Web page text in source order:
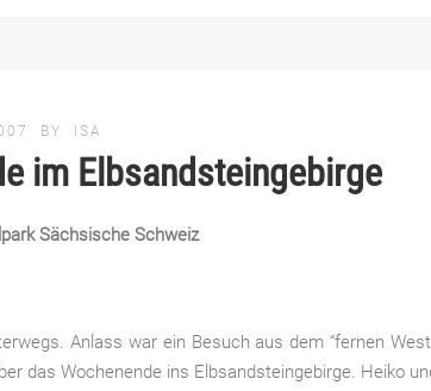
BY ISA
im Elbsandsteingebirge
Sächsische Schweiz
Anlass war ein Besuch aus dem “fernen
das Wochenende ins Elbsandsteingebirge. Heiko